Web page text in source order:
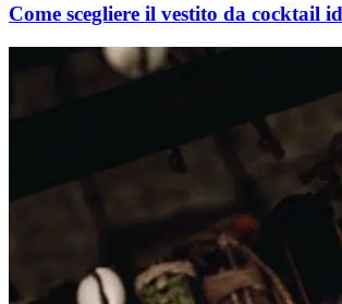
Come scegliere il vestito da cocktail